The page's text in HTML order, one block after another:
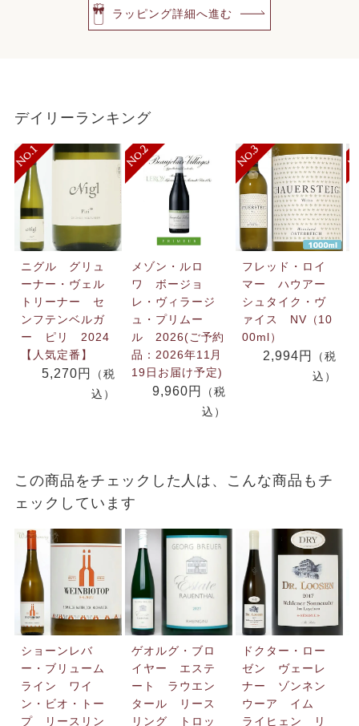
ラッピング詳細へ進む
デイリーランキング
ニグル グリュ
ーナー・ヴェル
トリーナー セ
ンフテンベルガ
ー ピリ 2024
【人気定番】
5,270円
（税
込）
メゾン・ルロ
ワ ボージョ
レ・ヴィラージ
ュ・プリムー
ル 2026(ご予約
品：2026年11月
19日お届け予定)
9,960円
（税
込）
フレッド・ロイ
マー ハウアー
シュタイク・ヴ
ァイス NV（10
00ml）
2,994円
（税
込）
この商品をチェックした人は、こんな商品もチ
ェックしています
ショーンレバ
ー・ブリューム
ライン ワイ
ン・ビオ・トー
プ リースリン
ゲオルグ・ブロ
イヤー エステ
ート ラウエン
タール リース
リング トロッ
ドクター・ロー
ゼン ヴェーレ
ナー ゾンネン
ウーア イム
ライヒェン リ